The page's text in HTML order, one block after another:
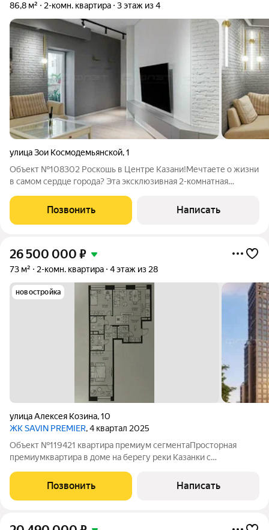
86,8 м² 2-комн. квартира 3 этаж из 4
улица Зои Космодемьянской,1
Объект №108302 Роскошь в Центре Казани!Мечтаете о жизни
в самом сердце города? Эта эксклюзивная 2-комнатная
Престижное расположение: В шаге от главных
достопримечательностей Кремля, Дворца
Позвонить Написать
26 500 000 ₽
73 м² 2-комн. квартира 4 этаж из 28
новостройка
улица Алексея Козина,10
ЖК SAVIN PREMIER, 4 квартал 2025
Объект №119421 квартира премиум сегментаПросторная
премиумквартира в доме на берегу реки Казанки с
Отличный выбор для тех, кто ценит комфорт и современный
стиль жизни. ЖК Савин Премьер, приватный
Позвонить Написать